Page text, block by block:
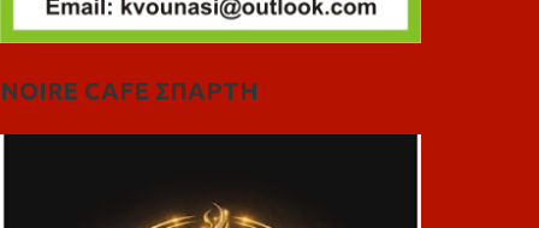
NOIRE CAFE ΣΠΑΡΤΗ